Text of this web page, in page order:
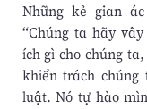
Những kẻ gian
“Chúng ta hãy
ích gì cho chúng
khiển trách
luật. Nó tự hào